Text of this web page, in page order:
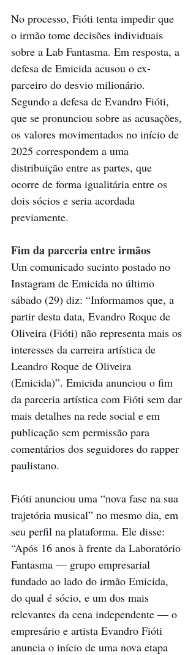
No processo, Fióti tenta impedir que
o irmão tome decisões individuais
sobre a Lab Fantasma. Em resposta, a
defesa de Emicida acusou o ex-
parceiro do desvio milionário.
Segundo a defesa de Evandro Fióti,
que se pronunciou sobre as acusações,
os valores movimentados no início de
2025 correspondem a uma
distribuição entre as partes, que
ocorre de forma igualitária entre os
dois sócios e seria acordada
previamente.
Fim da parceria entre irmãos
Um comunicado sucinto postado no
Instagram de Emicida no último
sábado (29) diz: “Informamos que, a
partir desta data, Evandro Roque de
Oliveira (Fióti) não representa mais os
interesses da carreira artística de
Leandro Roque de Oliveira
(Emicida)”. Emicida anunciou o fim
da parceria artística com Fióti sem dar
mais detalhes na rede social e em
publicação sem permissão para
comentários dos seguidores do rapper
paulistano.
Fióti anunciou uma “nova fase na sua
trajetória musical” no mesmo dia, em
seu perfil na plataforma. Ele disse:
“Após 16 anos à frente da Laboratório
Fantasma — grupo empresarial
fundado ao lado do irmão Emicida,
do qual é sócio, e um dos mais
relevantes da cena independente — o
empresário e artista Evandro Fióti
anuncia o início de uma nova etapa